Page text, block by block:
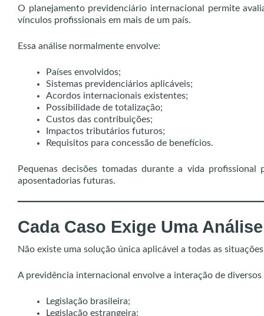
O planejamento previdenciário internacional permite
vínculos profissionais em mais de um país.
Essa análise normalmente envolve:
Países envolvidos;
Sistemas previdenciários aplicáveis;
Acordos internacionais existentes;
Possibilidade de totalização;
Custos das contribuições;
Impactos tributários futuros;
Requisitos para concessão de benefícios.
Pequenas decisões tomadas durante a vida
aposentadorias futuras.
Cada Caso Exige Uma
Não existe uma solução única aplicável a todas as
A previdência internacional envolve a interação de
Legislação brasileira;
Legislação estrangeira;